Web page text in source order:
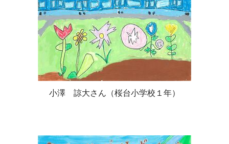
小澤 諒大さん（桜台小学校１年）